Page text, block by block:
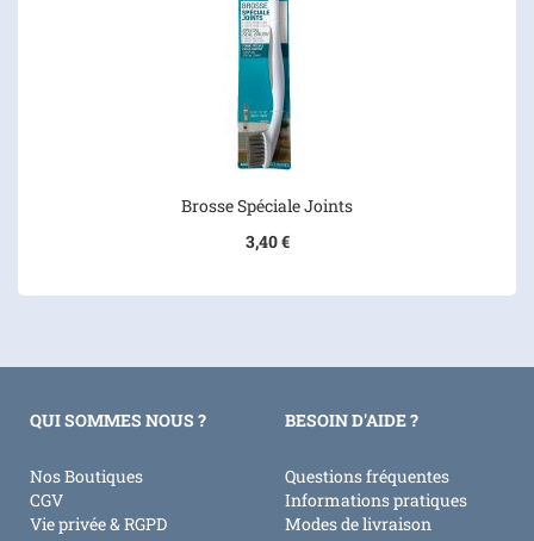
Brosse Spéciale Joints
3,40 €
QUI SOMMES NOUS ?
Nos Boutiques
CGV
Vie privée & RGPD
BESOIN D'AIDE ?
Questions fréquentes
Informations pratiques
Modes de livraison